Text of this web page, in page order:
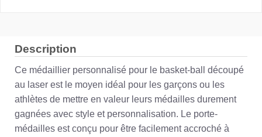
Description
Ce médaillier personnalisé pour le basket-ball découpé
au laser est le moyen idéal pour les garçons ou les
athlètes de mettre en valeur leurs médailles durement
gagnées avec style et personnalisation. Le porte-
médailles est conçu pour être facilement accroché à